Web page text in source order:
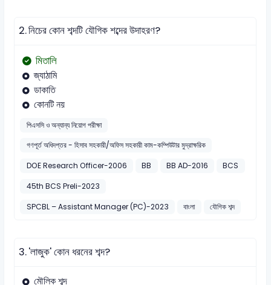
2.নিচের কোন শব্দটি যৌগিক শব্দের উদাহরণ?
মিতালি
জ্যাঠামি
ডাকাতি
কোনটি নয়
পিএসসি ও অন্যান্য নিয়োগ পরীক্ষা
গণপূর্ত অধিদপ্তর - হিসাব সহকারী/অফিস সহকারী কাম-কম্পিউটার মুদ্রাক্ষরিক
DOE Research Officer-2006
BB BB AD-2016
BCS
45th BCS Preli-2023
SPCBL – Assistant Manager (PC)-2023
বাংলা যৌগিক শব্দ
3.'লাজুক' কোন ধরনের শব্দ?
মৌলিক শব্দ